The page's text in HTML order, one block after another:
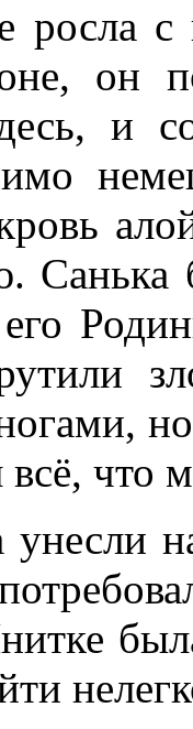
росла
он
и
Санька
всё, что
унесли